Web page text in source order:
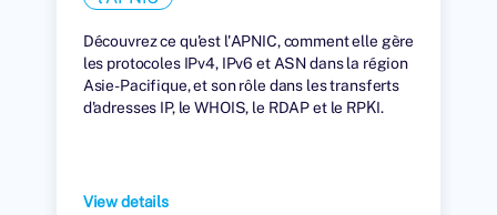
Découvrez ce qu'est l'APNIC, comment elle gère
les protocoles IPv4, IPv6 et ASN dans la région
Asie-Pacifique, et son rôle dans les transferts
d'adresses IP, le WHOIS, le RDAP et le RPKI.
View details